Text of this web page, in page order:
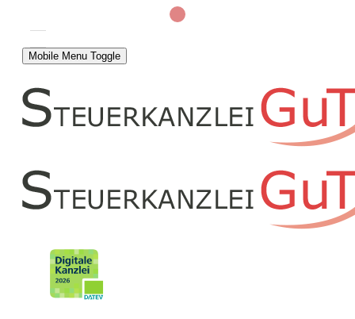
Mobile Menu Toggle